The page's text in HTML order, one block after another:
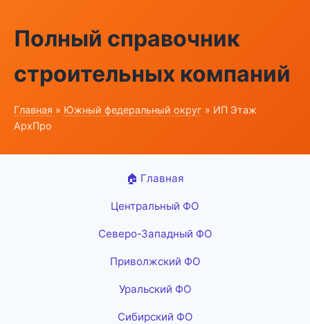
Полный справочник
строительных компаний
Главная » Южный федеральный округ » ИП Этаж
АрхПро
🏠 Главная
Центральный ФО
Северо-Западный ФО
Приволжский ФО
Уральский ФО
Сибирский ФО